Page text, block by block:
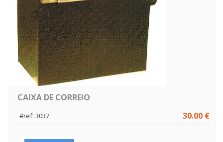
CAIXA DE CORREIO
30.00 €
#ref: 3037